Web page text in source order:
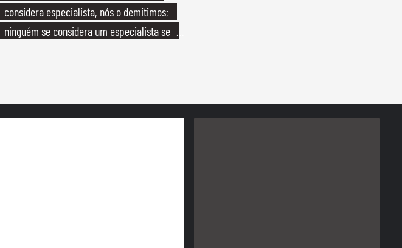
considera especialista, nós o demitimos;
ninguém se considera um especialista se